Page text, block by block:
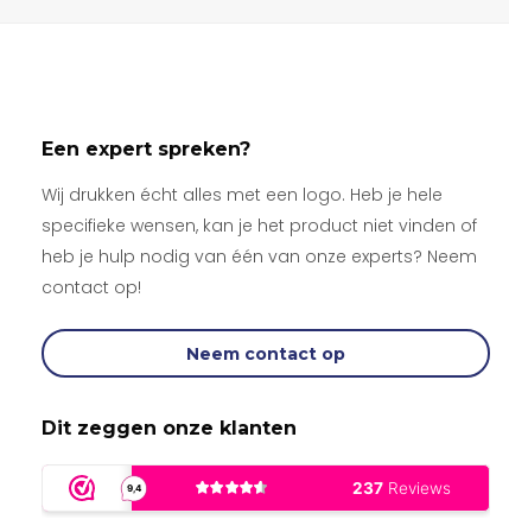
Een expert spreken?
Wij drukken écht alles met een logo. Heb je hele
specifieke wensen, kan je het product niet vinden of
heb je hulp nodig van één van onze experts? Neem
contact op!
Neem contact op
Dit zeggen onze klanten